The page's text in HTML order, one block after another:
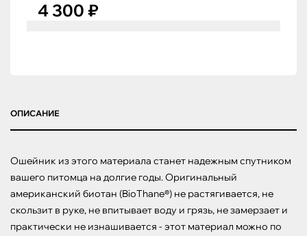
4 300 ₽
ОПИСАНИЕ
Ошейник из этого материала станет надежным спутником
вашего питомца на долгие годы. Оригинальный
американский биотан (BioThane®) не растягивается, не
скользит в руке, не впитывает воду и грязь, не замерзает и
практически не изнашивается - этот материал можно по